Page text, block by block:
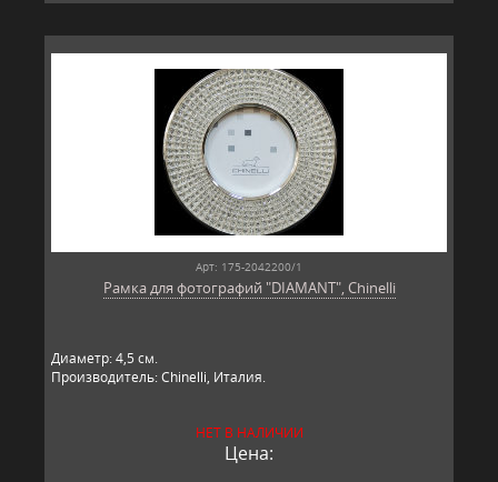
Арт: 175-2042200/1
Рамка для фотографий "DIAMANT", Chinelli
Диаметр: 4,5 см.
Производитель: Chinelli, Италия.
НЕТ В НАЛИЧИИ
Цена: